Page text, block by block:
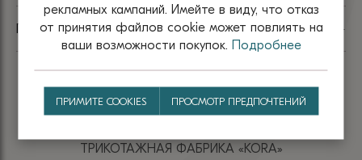
ТРИКОТАЖНАЯ ФАБРИКА «КОRА»
ПОКУПАТЕЛЯМ
рекламных кампаний. Имейте в виду, что отказ
от принятия файлов сооkіе может повлиять на
ваши возможности покупок. Подробнее
ПРИМИТЕ COOKIES ПРОСМОТР ПРЕДПОЧТЕНИЙ